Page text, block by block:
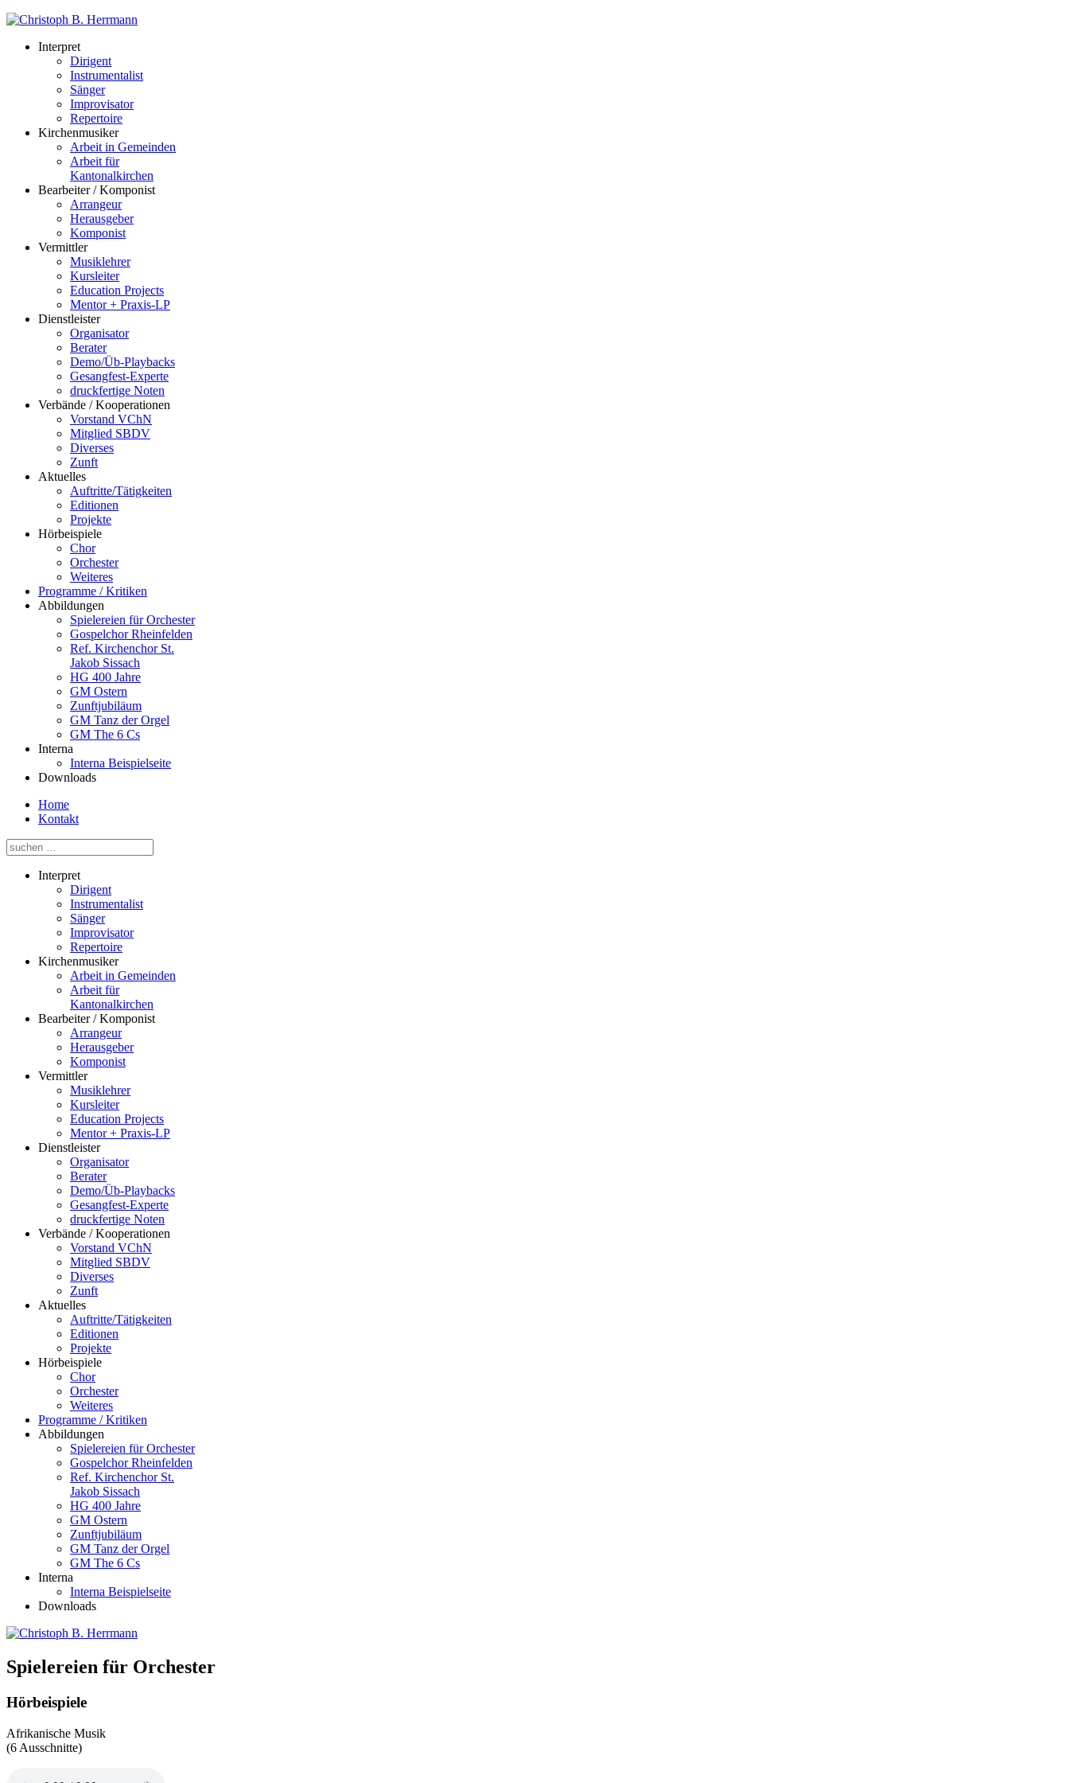
Interpret
Dirigent
Instrumentalist
Sänger
Improvisator
Repertoire
Kirchenmusiker
Arbeit in Gemeinden
Arbeit für
Kantonalkirchen
Bearbeiter / Komponist
Arrangeur
Herausgeber
Komponist
Vermittler
Musiklehrer
Kursleiter
Education Projects
Mentor + Praxis-LP
Dienstleister
Organisator
Berater
Demo/Üb-Playbacks
Gesangfest-Experte
druckfertige Noten
Verbände / Kooperationen
Vorstand VChN
Mitglied SBDV
Diverses
Zunft
Aktuelles
Auftritte/Tätigkeiten
Editionen
Projekte
Hörbeispiele
Chor
Orchester
Weiteres
Programme / Kritiken
Abbildungen
Spielereien für Orchester
Gospelchor Rheinfelden
Ref. Kirchenchor St.
Jakob Sissach
HG 400 Jahre
GM Ostern
Zunftjubiläum
GM Tanz der Orgel
GM The 6 Cs
Interna
Interna Beispielseite
Downloads
Home
Kontakt
Interpret
Dirigent
Instrumentalist
Sänger
Improvisator
Repertoire
Kirchenmusiker
Arbeit in Gemeinden
Arbeit für
Kantonalkirchen
Bearbeiter / Komponist
Arrangeur
Herausgeber
Komponist
Vermittler
Musiklehrer
Kursleiter
Education Projects
Mentor + Praxis-LP
Dienstleister
Organisator
Berater
Demo/Üb-Playbacks
Gesangfest-Experte
druckfertige Noten
Verbände / Kooperationen
Vorstand VChN
Mitglied SBDV
Diverses
Zunft
Aktuelles
Auftritte/Tätigkeiten
Editionen
Projekte
Hörbeispiele
Chor
Orchester
Weiteres
Programme / Kritiken
Abbildungen
Spielereien für Orchester
Gospelchor Rheinfelden
Ref. Kirchenchor St.
Jakob Sissach
HG 400 Jahre
GM Ostern
Zunftjubiläum
GM Tanz der Orgel
GM The 6 Cs
Interna
Interna Beispielseite
Downloads
Spielereien für Orchester
Hörbeispiele
Afrikanische Musik
(6 Ausschnitte)